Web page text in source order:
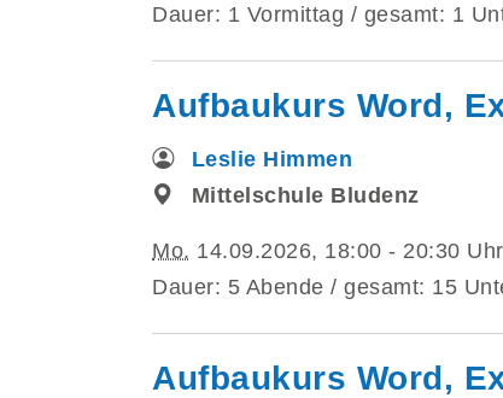
Dauer: 1 Vormittag / gesamt: 1
Aufbaukurs Word,
Leslie Himmen
Mittelschule Bludenz
Mo. 14.09.2026, 18:00 - 20:30 Uhr
Dauer: 5 Abende / gesamt: 15
Aufbaukurs Word,